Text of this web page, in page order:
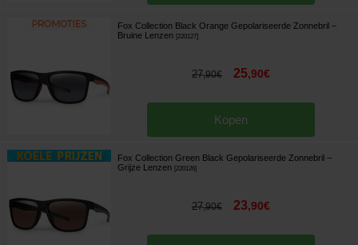
Fox Collection Black Orange Gepolariseerde Zonnebril –
Bruine Lenzen
220127]
27,90€ 25,90€
Kopen
Fox Collection Green Black Gepolariseerde Zonnebril –
Grijze Lenzen
220126]
27,90€ 23,90€